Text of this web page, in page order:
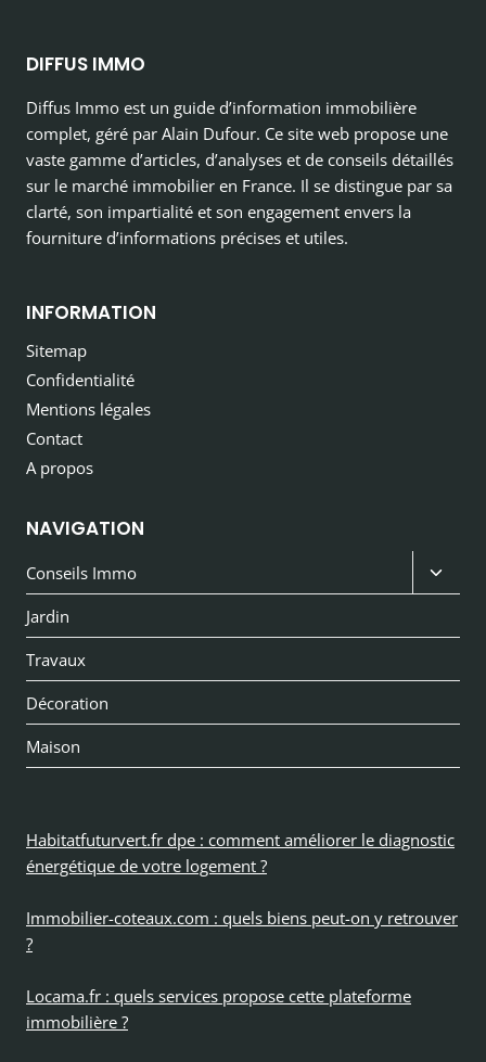
DIFFUS IMMO
Diffus Immo est un guide d’information immobilière
complet, géré par Alain Dufour. Ce site web propose une
vaste gamme d’articles, d’analyses et de conseils détaillés
sur le marché immobilier en France. Il se distingue par sa
clarté, son impartialité et son engagement envers la
fourniture d’informations précises et utiles.
INFORMATION
Sitemap
Confidentialité
Mentions légales
Contact
A propos
NAVIGATION
Conseils Immo
le
menu
Jardin
Travaux
Décoration
Maison
Habitatfuturvert.fr dpe : comment améliorer le diagnostic
énergétique de votre logement ?
Immobilier-coteaux.com : quels biens peut-on y retrouver
?
Locama.fr : quels services propose cette plateforme
immobilière ?